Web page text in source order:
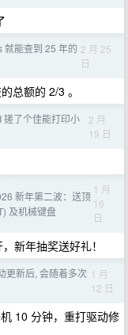
就能查到 25 年的 2 月 25
日
总额的 2/3 。
搓了个佳能打印小
2 月
19 日
新年第二波：送顶
及机械键盘
1 月
16
日
新年抽奖送好礼！
更新后, 会随着多次 1 月
12 日
10 分钟，重打驱动修